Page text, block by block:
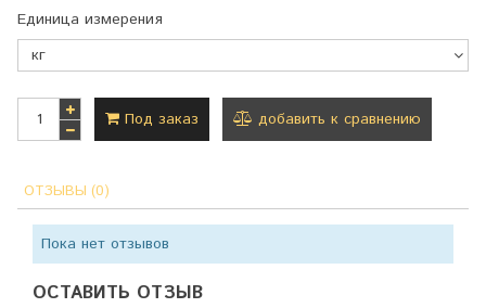
Единица измерения
Под заказ добавить к сравнению
ОТЗЫВЫ (0)
Пока нет отзывов
ОСТАВИТЬ ОТЗЫВ